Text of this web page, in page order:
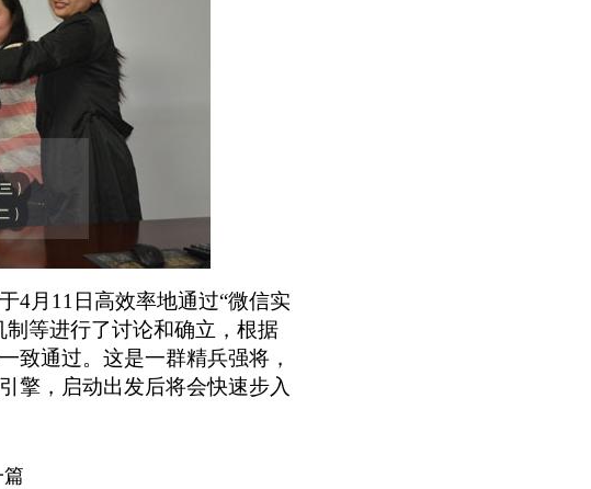
4月11日高效率地通过“微信实
等进行了讨论和确立，根据
致通过。这是一群精兵强将，
擎，启动出发后将会快速步入